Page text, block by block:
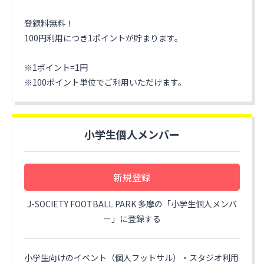
登録料無料！
100円利用につき1ポイントが貯まります。
※1ポイント=1円
※100ポイント単位でご利用いただけます。
小学生個人メンバー
新規登録
J-SOCIETY FOOTBALL PARK 多摩の「小学生個人メンバ
ー」に登録する
小学生向けのイベント（個人フットサル）・スタジオ利用